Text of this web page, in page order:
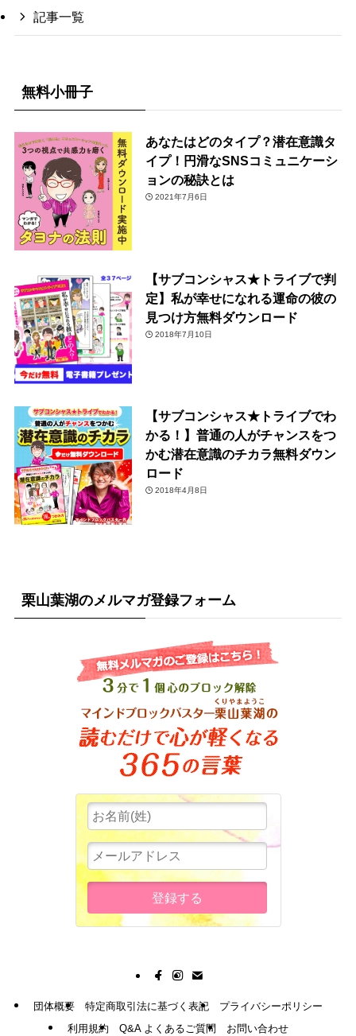
記事一覧
無料小冊子
あなたはどのタイプ？潜在意識タ
イプ！円滑なSNSコミュニケーシ
ョンの秘訣とは
2021年7月6日
【サブコンシャス★トライブで判
定】私が幸せになれる運命の彼の
見つけ方無料ダウンロード
2018年7月10日
【サブコンシャス★トライブでわ
かる！】普通の人がチャンスをつ
かむ潜在意識のチカラ無料ダウン
ロード
2018年4月8日
栗山葉湖のメルマガ登録フォーム
団体概要 特定商取引法に基づく表記
プライバシーポリシー
利用規約
Q&A よくあるご質問 お問い合わせ